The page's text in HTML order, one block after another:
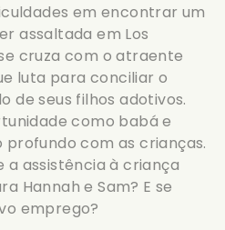
em encontrar um
assaltada em Los
cruza com o atraente
luta para conciliar o
de seus filhos adotivos.
como babá e
com as crianças.
a assistência à criança
Hannah e Sam? E se
emprego?